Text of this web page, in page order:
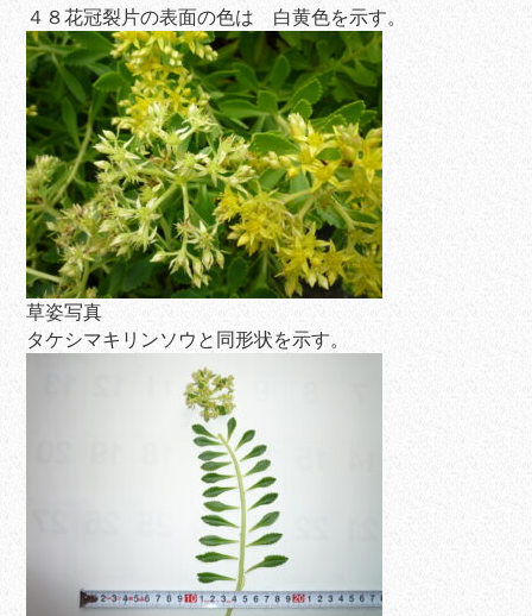
４８花冠裂片の表面の色は 白黄色を示す。
草姿写真
タケシマキリンソウと同形状を示す。